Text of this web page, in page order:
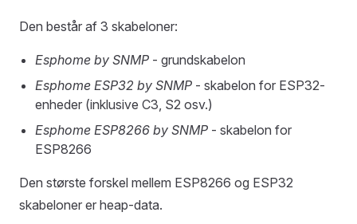
Den består af 3 skabeloner:
Esphome by SNMP - grundskabelon
Esphome ESP32 by SNMP - skabelon for ESP32-
enheder (inklusive C3, S2 osv.)
Esphome ESP8266 by SNMP - skabelon for
ESP8266
Den største forskel mellem ESP8266 og ESP32
skabeloner er heap-data.